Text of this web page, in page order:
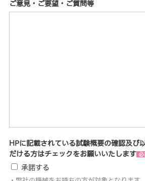
ご意見・ご要望・ご質問等
HPに記載されている試験概要の確認及び
だける方はチェックをお願いいたします
承諾する